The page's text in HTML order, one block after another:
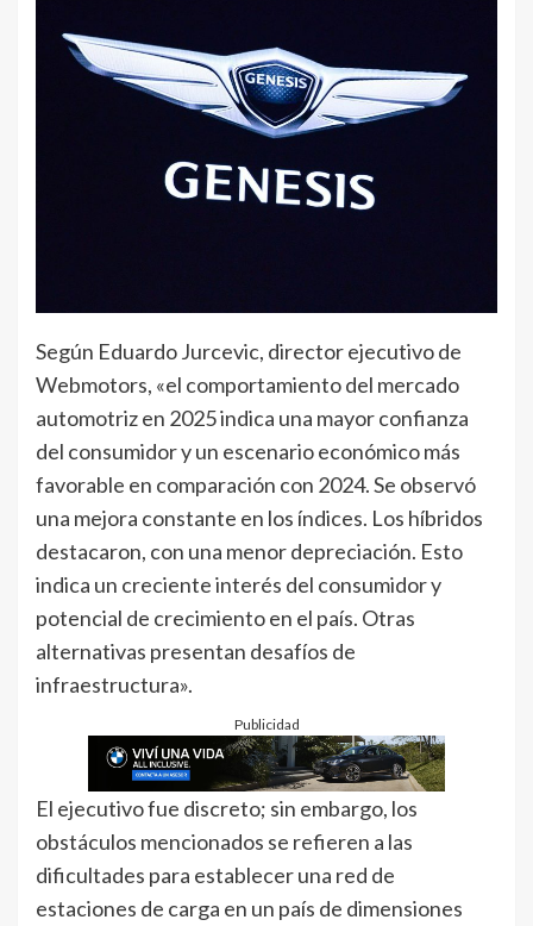
Según Eduardo Jurcevic, director ejecutivo de
Webmotors, «el comportamiento del mercado
automotriz en 2025 indica una mayor confianza
del consumidor y un escenario económico más
favorable en comparación con 2024. Se observó
una mejora constante en los índices. Los híbridos
destacaron, con una menor depreciación. Esto
indica un creciente interés del consumidor y
potencial de crecimiento en el país. Otras
alternativas presentan desafíos de
infraestructura».
Publicidad
El ejecutivo fue discreto; sin embargo, los
obstáculos mencionados se refieren a las
dificultades para establecer una red de
estaciones de carga en un país de dimensiones